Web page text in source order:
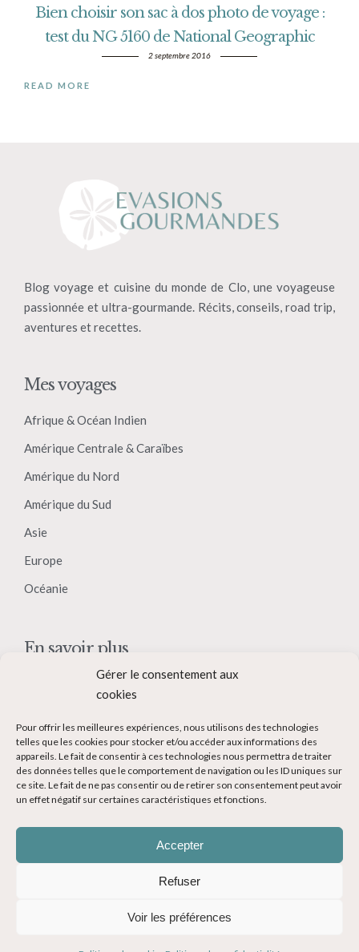
Gérer le consentement aux
cookies
Pour offrir les meilleures expériences, nous utilisons des technologies
telles que les cookies pour stocker et/ou accéder aux informations des
appareils. Le fait de consentir à ces technologies nous permettra de traiter
des données telles que le comportement de navigation ou les ID uniques sur
ce site. Le fait de ne pas consentir ou de retirer son consentement peut avoir
un effet négatif sur certaines caractéristiques et fonctions.
Accepter
Refuser
Voir les préférences
Bien choisir son sac à dos photo de voyage :
test du NG 5160 de National Geographic
2 septembre 2016
READ MORE
Blog voyage et cuisine du monde de Clo, une voyageuse
passionnée et ultra-gourmande. Récits, conseils, road trip,
aventures et recettes.
Mes voyages
Afrique & Océan Indien
Amérique Centrale & Caraïbes
Amérique du Nord
Amérique du Sud
Asie
Europe
Océanie
En savoir plus
Contact
Devenir Blogueur voyage
Ma Bucket List
© Copyright 2014-2024 - Evasions Gourmandes Blog Voyage - Tous